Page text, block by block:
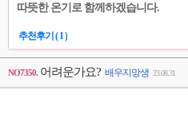
따뜻한 온기로 함께하겠습니다.
추천후기 ( 1 )
NO7350. 어려운가요? 배우지망생 23.08.31